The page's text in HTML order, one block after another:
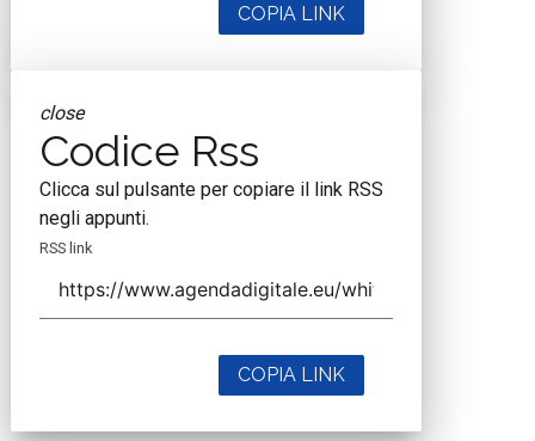
COPIA LINK
close
Codice Rss
Clicca sul pulsante per copiare il link RSS
negli appunti.
RSS link
COPIA LINK